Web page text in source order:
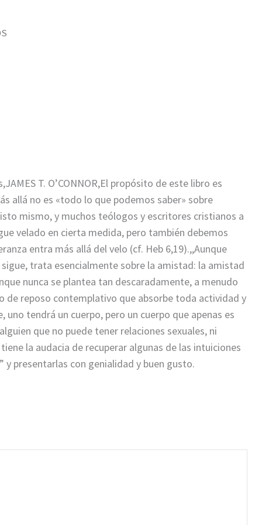
T. O’CONNOR,El propósito de este libro es
allá no es «todo lo que podemos saber» sobre
mismo, y muchos teólogos y escritores cristianos a
velado en cierta medida, pero también debemos
entra más allá del velo (cf. Heb 6,19).,,Aunque
trata esencialmente sobre la amistad: la amistad
nunca se plantea tan descaradamente, a menudo
reposo contemplativo que absorbe toda actividad y
tendrá un cuerpo, pero un cuerpo que apenas es
que no puede tener relaciones sexuales, ni
la audacia de recuperar algunas de las intuiciones
y presentarlas con genialidad y buen gusto.